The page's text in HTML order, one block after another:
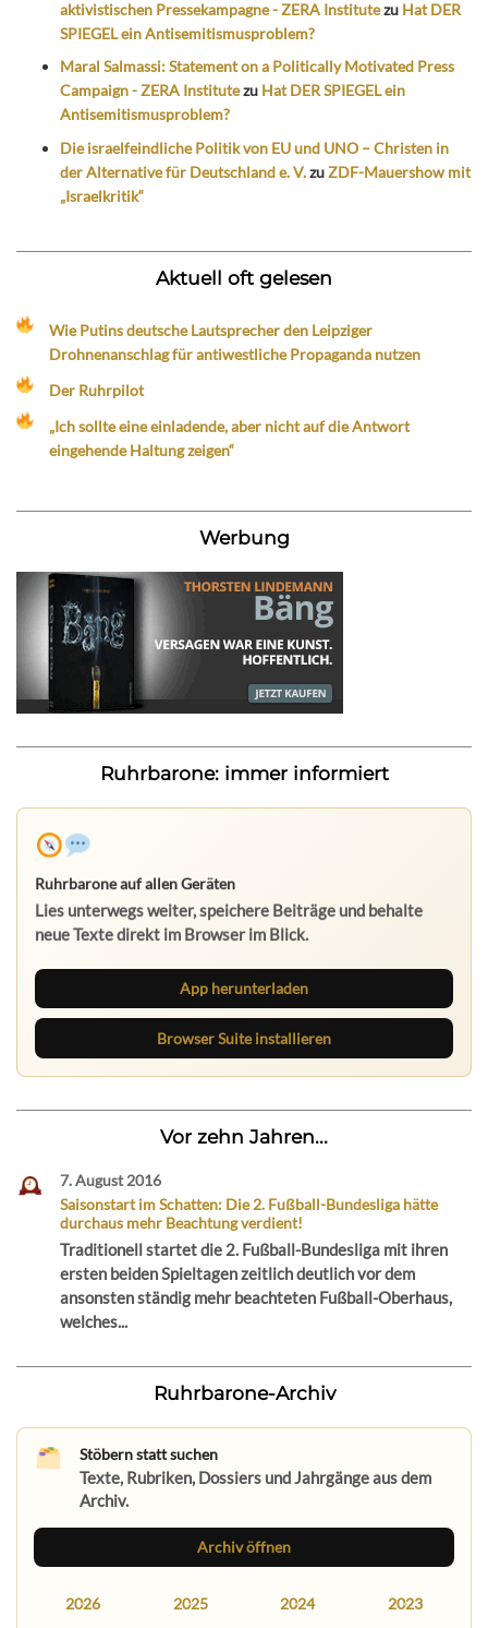
aktivistischen Pressekampagne - ZERA Institutezu Hat DER
SPIEGEL ein Antisemitismusproblem?
Maral Salmassi: Statement on a Politically Motivated Press
Campaign - ZERA Institutezu Hat DER SPIEGEL ein
Antisemitismusproblem?
Die israelfeindliche Politik von EU und UNO – Christen in
der Alternative für Deutschland e. V.zuZDF-Mauershow mit
„Israelkritik“
Aktuell oft gelesen
Wie Putins deutsche Lautsprecher den Leipziger
Drohnenanschlag für antiwestliche Propaganda nutzen
Der Ruhrpilot
„Ich sollte eine einladende, aber nicht auf die Antwort
eingehende Haltung zeigen“
Werbung
Ruhrbarone: immer informiert
Ruhrbarone auf allen Geräten
Lies unterwegs weiter, speichere Beiträge und behalte
neue Texte direkt im Browser im Blick.
App herunterladen
Browser Suite installieren
Vor zehn Jahren...
7. August 2016
Saisonstart im Schatten: Die 2. Fußball-Bundesliga hätte
durchaus mehr Beachtung verdient!
Traditionell startet die 2. Fußball-Bundesliga mit ihren
ersten beiden Spieltagen zeitlich deutlich vor dem
ansonsten ständig mehr beachteten Fußball-Oberhaus,
welches...
Ruhrbarone-Archiv
Stöbern statt suchen
Texte, Rubriken, Dossiers und Jahrgänge aus dem
Archiv.
Archiv öffnen
2026 2025 2024 2023